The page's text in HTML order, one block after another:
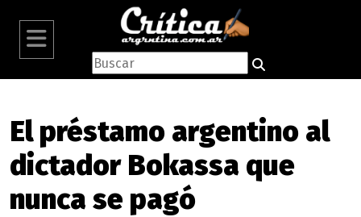
El préstamo argentino al
dictador Bokassa que
nunca se pagó